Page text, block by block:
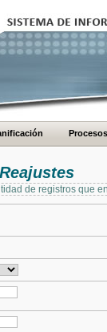
Procesos
de registros que